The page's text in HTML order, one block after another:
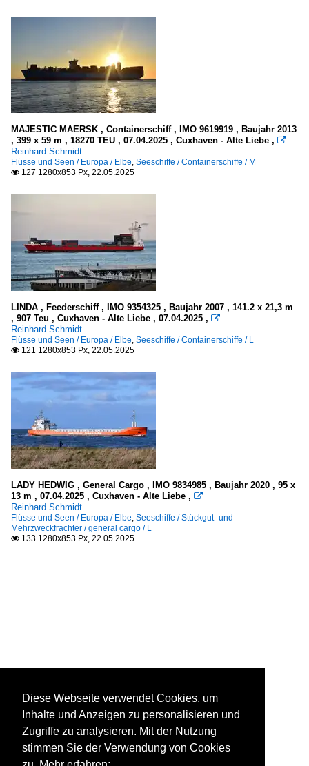
MAJESTIC MAERSK , Containerschiff , IMO 9619919 , Baujahr 2013
, 399 x 59 m , 18270 TEU , 07.04.2025 , Cuxhaven - Alte Liebe , 
Reinhard Schmidt
Flüsse und Seen / Europa / Elbe, Seeschiffe / Containerschiffe / M
 127 1280x853 Px, 22.05.2025
LINDA , Feederschiff , IMO 9354325 , Baujahr 2007 , 141.2 x 21,3 m
, 907 Teu , Cuxhaven - Alte Liebe , 07.04.2025 , 
Reinhard Schmidt
Flüsse und Seen / Europa / Elbe, Seeschiffe / Containerschiffe / L
 121 1280x853 Px, 22.05.2025
LADY HEDWIG , General Cargo , IMO 9834985 , Baujahr 2020 , 95 x
13 m , 07.04.2025 , Cuxhaven - Alte Liebe , 
Reinhard Schmidt
Flüsse und Seen / Europa / Elbe, Seeschiffe / Stückgut- und
Mehrzweckfrachter / general cargo / L
 133 1280x853 Px, 22.05.2025
Diese Webseite verwendet Cookies, um
Inhalte und Anzeigen zu personalisieren und
Zugriffe zu analysieren. Mit der Nutzung
stimmen Sie der Verwendung von Cookies